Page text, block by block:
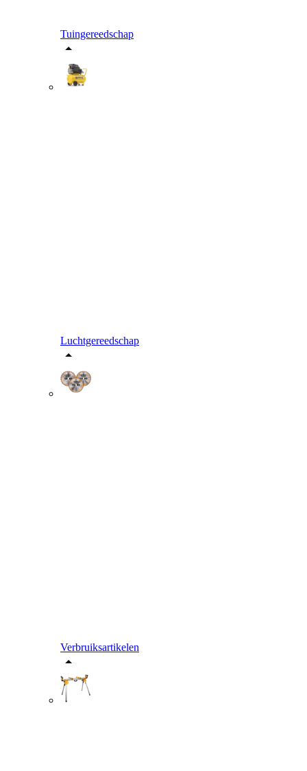
Tuingereedschap
Luchtgereedschap
Verbruiksartikelen